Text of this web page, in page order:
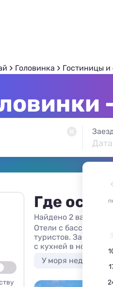
Головинка Гостиницы и
Дата
3
Где
Найдено 2 варианта
Отели с бассейном
туристов.
с кухней в номере,
У моря недорого